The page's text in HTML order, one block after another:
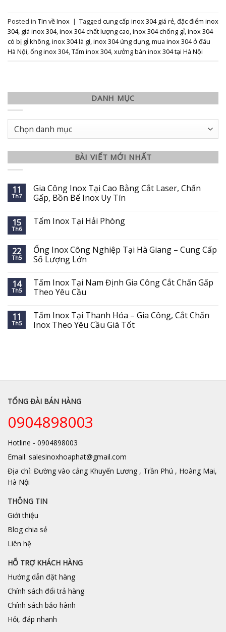
Posted in Tin về Inox | Tagged cung cấp inox 304 giá rẻ,đặc điểm inox
304, giá inox 304,inox 304 chất lượng cao,inox 304 chống gỉ,inox 304
có bị gỉ không,inox 304 là gì,inox 304 ứng dụng,mua inox 304 ở đâu
Hà Nội,ống inox 304,Tấm inox 304,xưởng bán inox 304 tại Hà Nội
DANH MỤC
Danh
mục
BÀI VIẾT MỚI NHẤT
11
Th7
Gia Công Inox Tại Cao Bằng Cắt Laser, Chấn
Gấp, Bồn Bể Inox Uy Tín
15
Th6
Tấm Inox Tại Hải Phòng
22
Th5
Ống Inox Công Nghiệp Tại Hà Giang – Cung Cấp
Số Lượng Lớn
14
Th5
Tấm Inox Tại Nam Định Gia Công Cắt Chấn Gấp
Theo Yêu Cầu
11
Th5
Tấm Inox Tại Thanh Hóa – Gia Công, Cắt Chấn
Inox Theo Yêu Cầu Giá Tốt
TỔNG ĐÀI BÁN HÀNG
0904898003
Hotline - 0904898003
Email: salesinoxhoaphat@gmail.com
Địa chỉ: Đường vào cảng Khuyến Lương , Trần Phú , Hoàng Mai,
Hà Nội
THÔNG TIN
Giới thiệu
Blog chia sẻ
Liên hệ
HỖ TRỢ KHÁCH HÀNG
Hướng dẫn đặt hàng
Chính sách đổi trả hàng
Chính sách bảo hành
Hỏi, đáp nhanh